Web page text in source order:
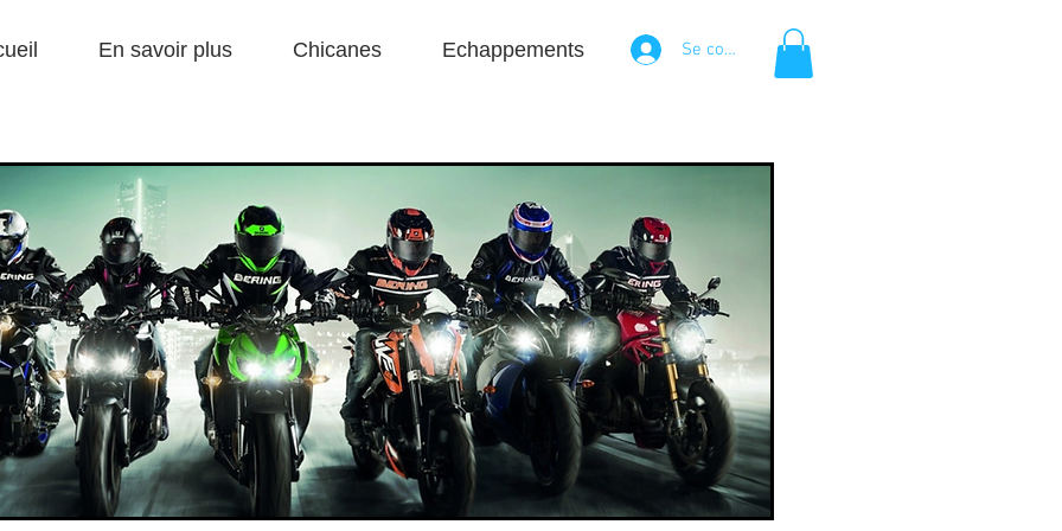
En savoir plus Chicanes Echappements Se connecter